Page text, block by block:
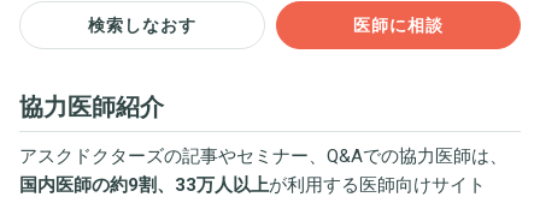
検索しなおす 医師に相談
協力医師紹介
アスクドクターズの記事やセミナー、Q&Aでの協力医師は、
国内医師の約9割、33万人以上が利用する医師向けサイト